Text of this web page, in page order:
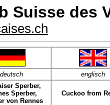
Suisse des
deutsch
englisch
Sperber,
Sperber,
von Rennes
Cuckoo from